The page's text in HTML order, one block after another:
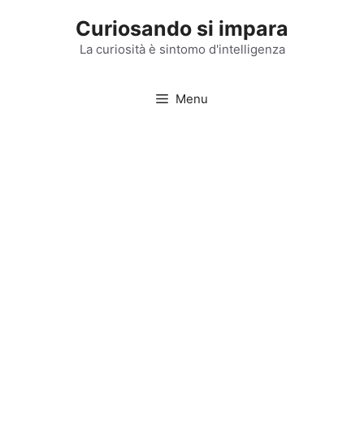
Curiosando si impara
La curiosità è sintomo d'intelligenza
Menu